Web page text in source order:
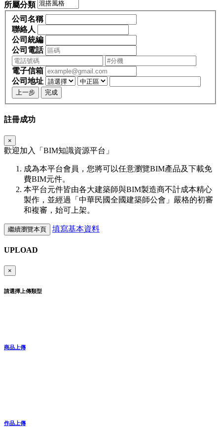
所屬分類
公司名稱
聯絡人
公司統編
公司電話
電子信箱
公司地址
上一步 完成
註冊成功
×
歡迎加入「 BIM知識資源平台」
成為本平台會員，您將可以任意瀏覽BIM產品及下載免
費BIM元件。
本平台元件皆由各大建築師與BIM製造商不計成本精心
製作，並經過「中華民國全國建築師公會」嚴格的初審
和複審，始可上架。
繼續瀏覽本頁 填寫基本資料
UPLOAD
×
請選擇上傳類型
商品上傳
作品上傳